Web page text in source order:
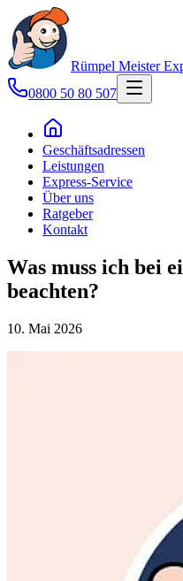
Rümpel Meister
0800 50 80 507
Geschäftsadressen
Leistungen
Express-Service
Über uns
Ratgeber
Kontakt
Was muss ich bei
beachten?
10. Mai 2026